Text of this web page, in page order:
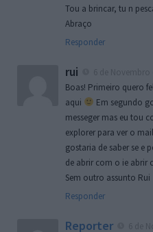
Tou a brincar, tu n
Abraço
Responder
rui
Boas! Primeiro quero
aqui
Em segundo
messeger mas eu tou
explorer para ver o
gostaria de saber se e
de abrir com o ie abrir
Sem outro assunto Rui
Responder
Reporter